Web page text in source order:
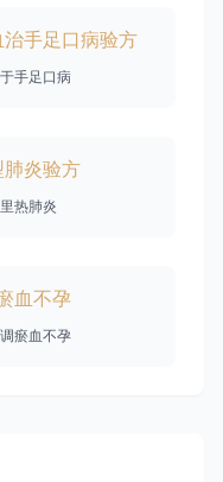
手足口病验方
手足口病
肺炎验方
热肺炎
血不孕
瘀血不孕